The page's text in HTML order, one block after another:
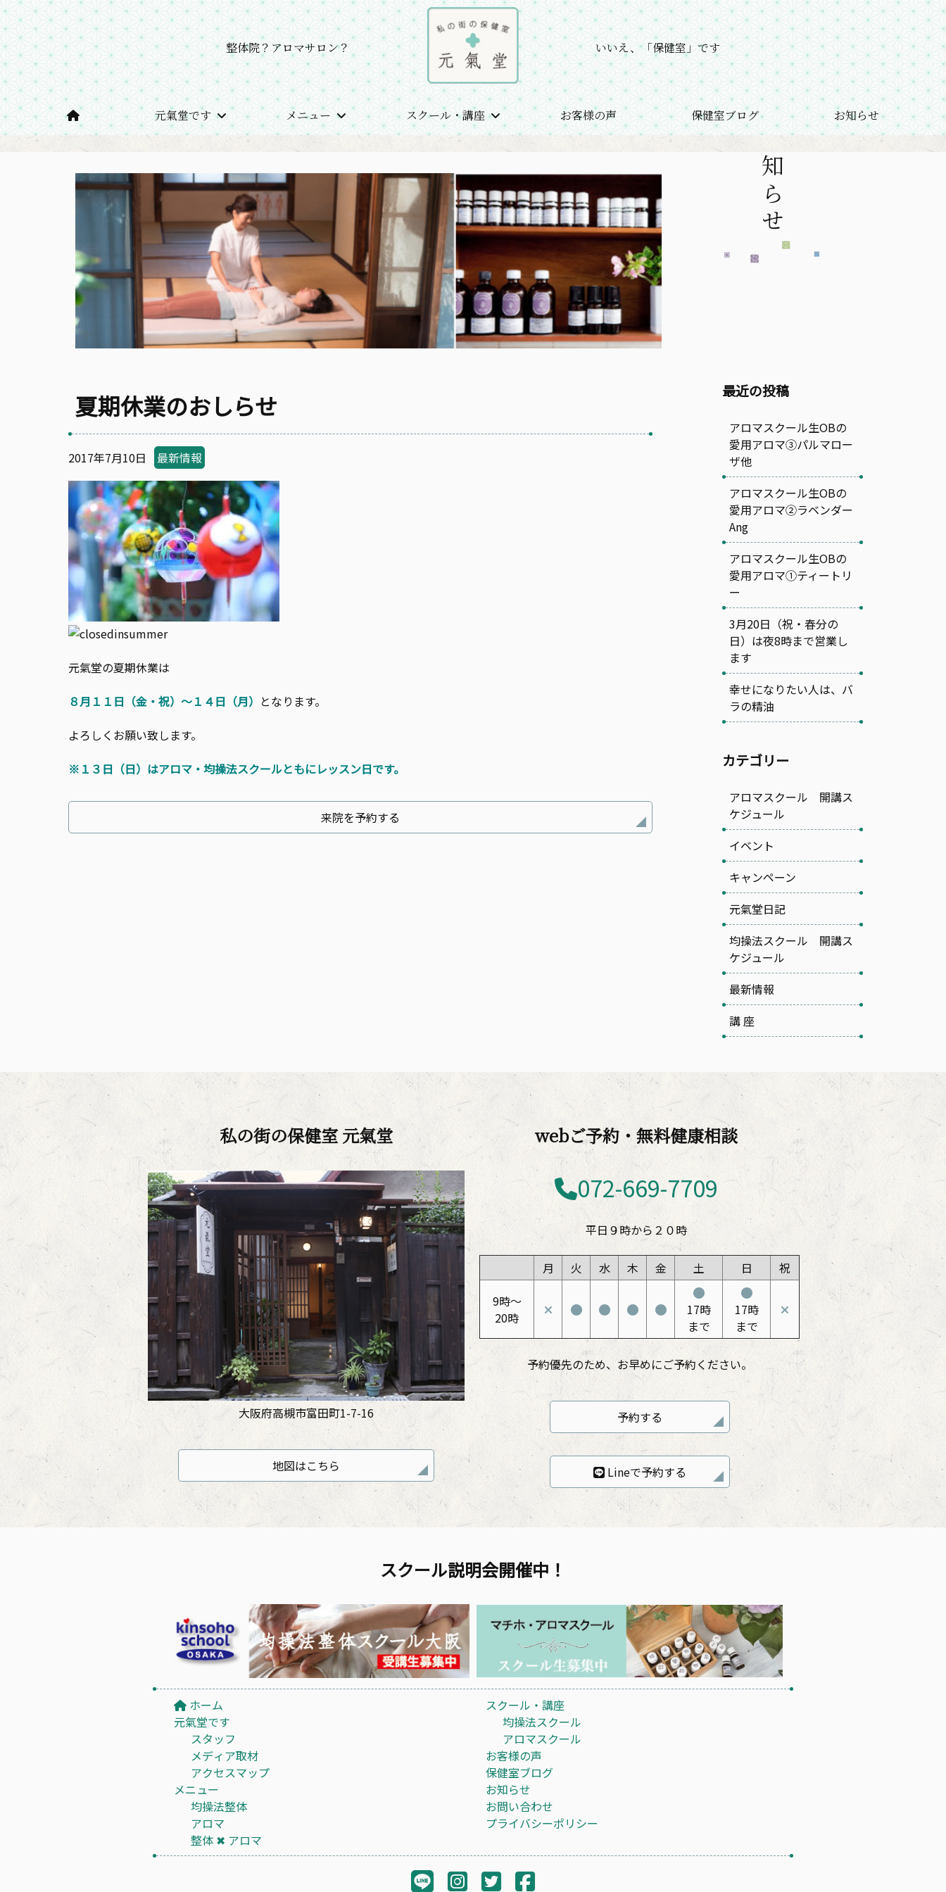
整体院？アロマサロン？ いいえ、「保健室」です
元氣堂です メニュー スクール・講座 お客様の声 保健室ブログ お知らせ
ホーム お知らせ 夏期休業のおしらせ お知らせ
夏期休業のおしらせ
2017年7月10日 最新情報
元氣堂の夏期休業は
８月１１日（金・祝）～１４日（月） となります。
よろしくお願い致します。
※１３日（日）はアロマ・均操法スクールともにレッスン日です。
来院を予約する
最近の投稿
アロマスクール生OBの
愛用アロマ③パルマロー
ザ他
アロマスクール生OBの
愛用アロマ②ラベンダー
Ang
アロマスクール生OBの
愛用アロマ①ティートリ
ー
3月20日（祝・春分の
日）は夜8時まで営業し
ます
幸せになりたい人は、バ
ラの精油
カテゴリー
アロマスクール 開講ス
ケジュール
イベント
キャンペーン
元氣堂日記
均操法スクール 開講ス
ケジュール
最新情報
講 座
私の街の保健室 元氣堂
大阪府高槻市富田町1-7-16
地図はこちら
webご予約・無料健康相談
072-669-7709
平日９時から２０時
月 火 水 木 金 土 日
祝
9時〜
20時
17時
まで
17時
まで
予約優先のため、お早めにご予約ください。
予約する
Lineで予約する
スクール説明会開催中！
ホーム
元氣堂です
スタッフ
メディア取材
アクセスマップ
メニュー
均操法整体
アロマ
整体 ✖︎ アロマ
スクール・講座
均操法スクール
アロマスクール
お客様の声
保健室ブログ
お知らせ
お問い合わせ
プライバシーポリシー